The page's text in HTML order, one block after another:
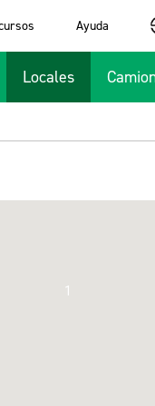
Ayuda
Locales
1